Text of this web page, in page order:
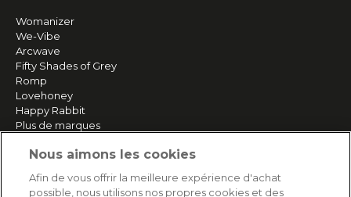
Womanizer
We-Vibe
Arcwave
Fifty Shades of Grey
Romp
Lovehoney
Happy Rabbit
Plus de marques
SERVICE
Nous aimons les cookies
Afin de vous offrir la meilleure expérience d'achat
possible, nous utilisons nos propres cookies et des